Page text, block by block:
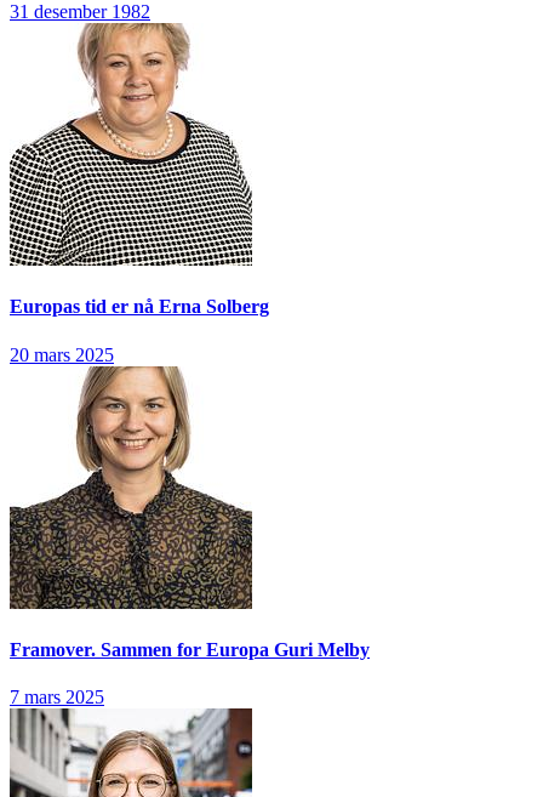
31 desember 1982
Europas tid er nå Erna Solberg
20 mars 2025
Framover. Sammen for Europa Guri Melby
7 mars 2025